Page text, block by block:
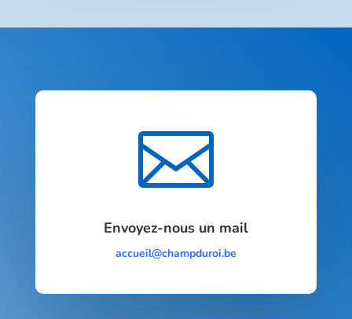

Envoyez-nous un mail
accueil@champduroi.be